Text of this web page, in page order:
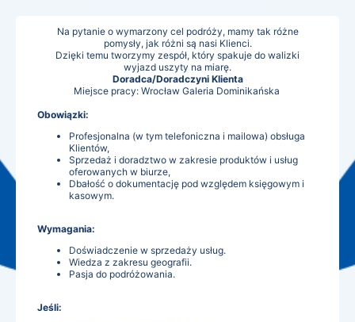
Na pytanie o wymarzony cel podróży, mamy tak różne
pomysły, jak różni są nasi Klienci.
Dzięki temu tworzymy zespół, który spakuje do walizki
wyjazd uszyty na miarę.
Doradca/Doradczyni Klienta
Miejsce pracy: Wrocław Galeria Dominikańska
Obowiązki:
Profesjonalna (w tym telefoniczna i mailowa) obsługa
Klientów,
Sprzedaż i doradztwo w zakresie produktów i usług
oferowanych w biurze,
Dbałość o dokumentację pod względem księgowym i
kasowym.
Wymagania:
Doświadczenie w sprzedaży usług.
Wiedza z zakresu geografii.
Pasja do podróżowania.
Jeśli: